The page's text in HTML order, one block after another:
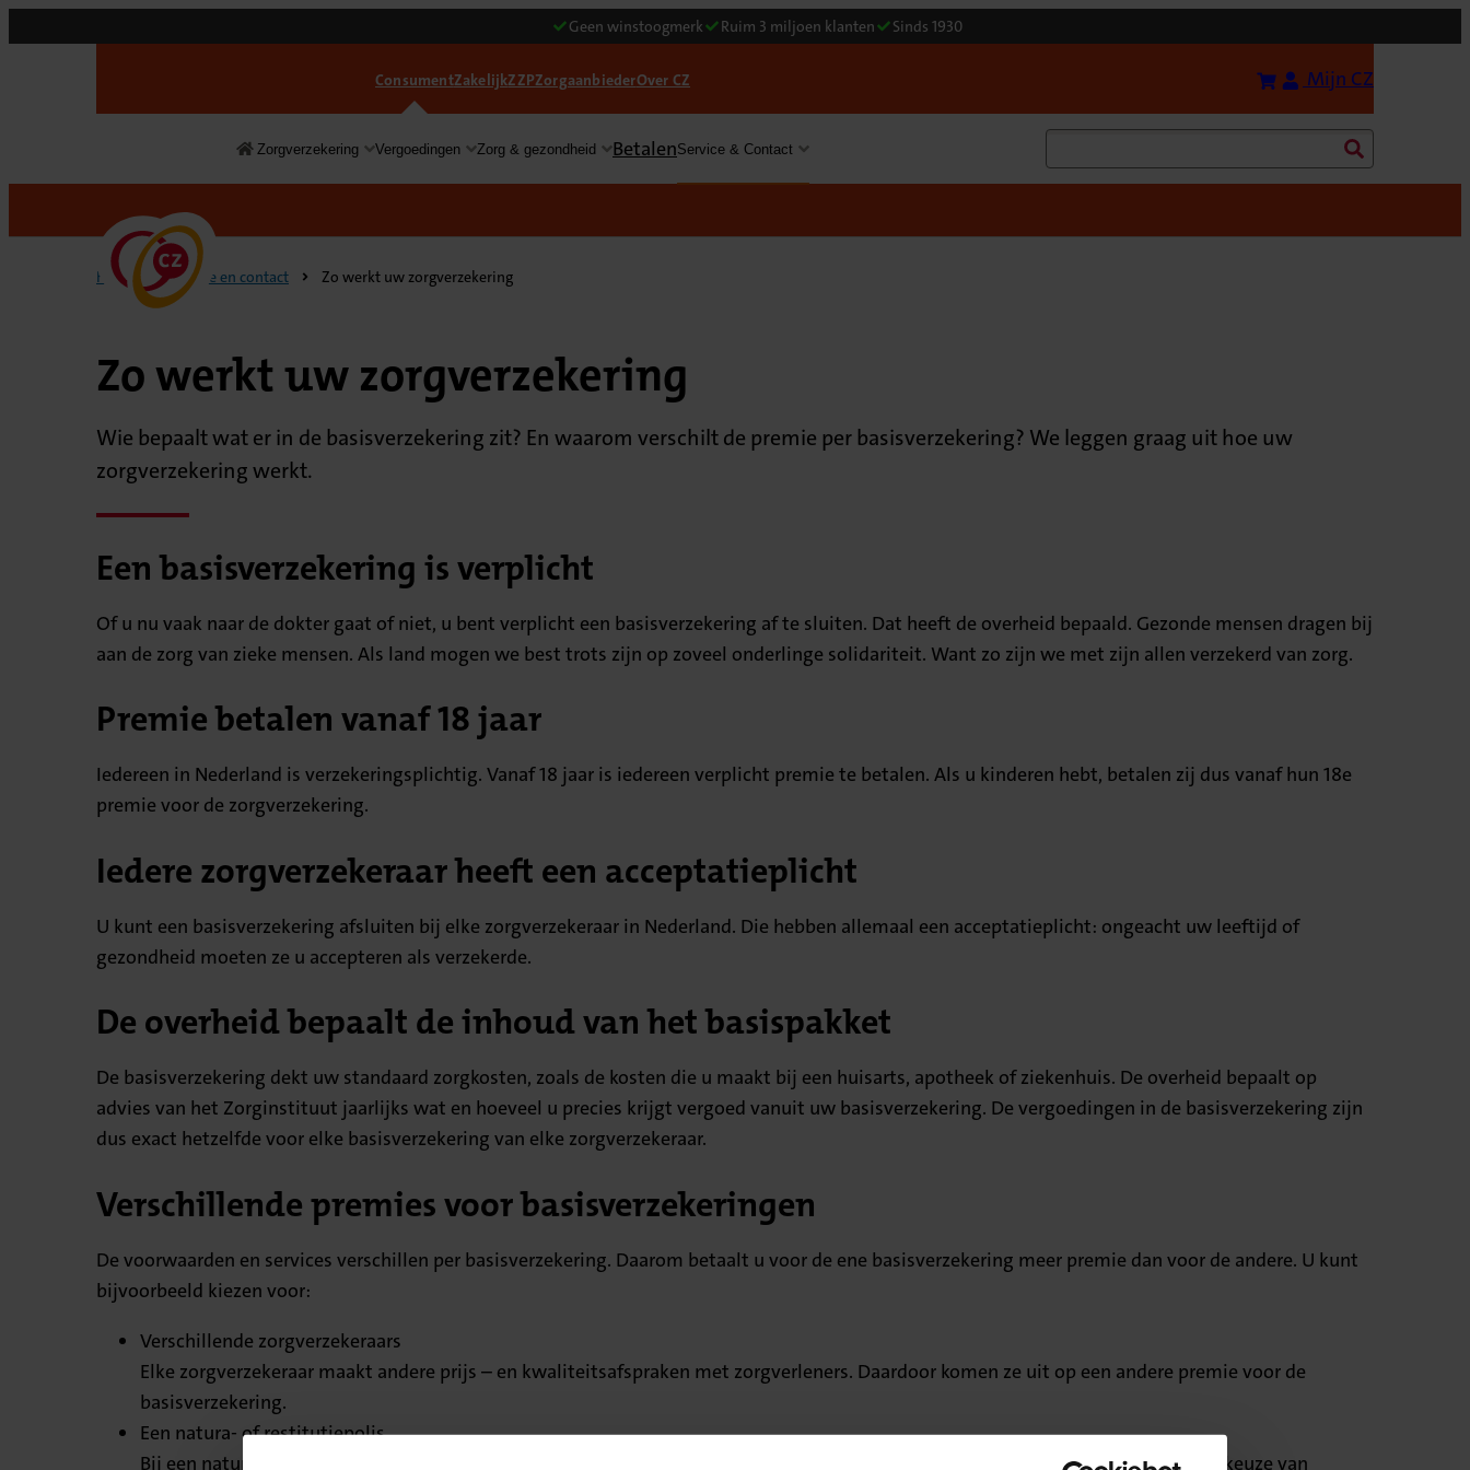
Geen winstoogmerk Ruim 3 miljoen klanten Sinds 1930
ConsumentZakelijkZZPZorgaanbiederOver CZ Bereken uw premie
Mijn CZ
Consument
Zorgverzekering Vergoedingen Zorg & gezondheid BetalenService & Contact
Home Service en contact Zo werkt uw zorgverzekering
Zo werkt uw zorgverzekering
Wie bepaalt wat er in de basisverzekering zit? En waarom verschilt de premie per basisverzekering? We leggen graag uit hoe uw
zorgverzekering werkt.
Een basisverzekering is verplicht
Of u nu vaak naar de dokter gaat of niet, u bent verplicht een basisverzekering af te sluiten. Dat heeft de overheid bepaald. Gezonde mensen dragen bij
aan de zorg van zieke mensen. Als land mogen we best trots zijn op zoveel onderlinge solidariteit. Want zo zijn we met zijn allen verzekerd van zorg.
Premie betalen vanaf 18 jaar
Iedereen in Nederland is verzekeringsplichtig. Vanaf 18 jaar is iedereen verplicht premie te betalen. Als u kinderen hebt, betalen zij dus vanaf hun 18e
premie voor de zorgverzekering.
Iedere zorgverzekeraar heeft een acceptatieplicht
U kunt een basisverzekering afsluiten bij elke zorgverzekeraar in Nederland. Die hebben allemaal een acceptatieplicht: ongeacht uw leeftijd of
gezondheid moeten ze u accepteren als verzekerde.
De overheid bepaalt de inhoud van het basispakket
De basisverzekering dekt uw standaard zorgkosten, zoals de kosten die u maakt bij een huisarts, apotheek of ziekenhuis. De overheid bepaalt op
advies van het Zorginstituut jaarlijks wat en hoeveel u precies krijgt vergoed vanuit uw basisverzekering. De vergoedingen in de basisverzekering zijn
dus exact hetzelfde voor elke basisverzekering van elke zorgverzekeraar.
Verschillende premies voor basisverzekeringen
De voorwaarden en services verschillen per basisverzekering. Daarom betaalt u voor de ene basisverzekering meer premie dan voor de andere. U kunt
bijvoorbeeld kiezen voor:
Verschillende zorgverzekeraars
Elke zorgverzekeraar maakt andere prijs – en kwaliteitsafspraken met zorgverleners. Daardoor komen ze uit op een andere premie voor de
basisverzekering.
Een natura- of restitutiepolis
Bij een naturapolis gaat u naar zorgverleners waar de verzekeraar een contract mee heeft. Bij een restitutiepolis bent u vrij in de keuze van